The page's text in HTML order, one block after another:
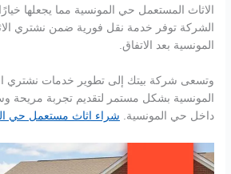
الاثاث المستعمل حي المونسية مما يجعلها
الشركة توفر خدمة نقل فورية ضمن نشتري
المونسية بعد الاتفاق.
وتسعى شركة بيتك إلى تطوير خدمات نشتري
المونسية بشكل مستمر لتقديم تجربة مريحة
داخل حي المونسية. شراء اثاث مستعمل حي